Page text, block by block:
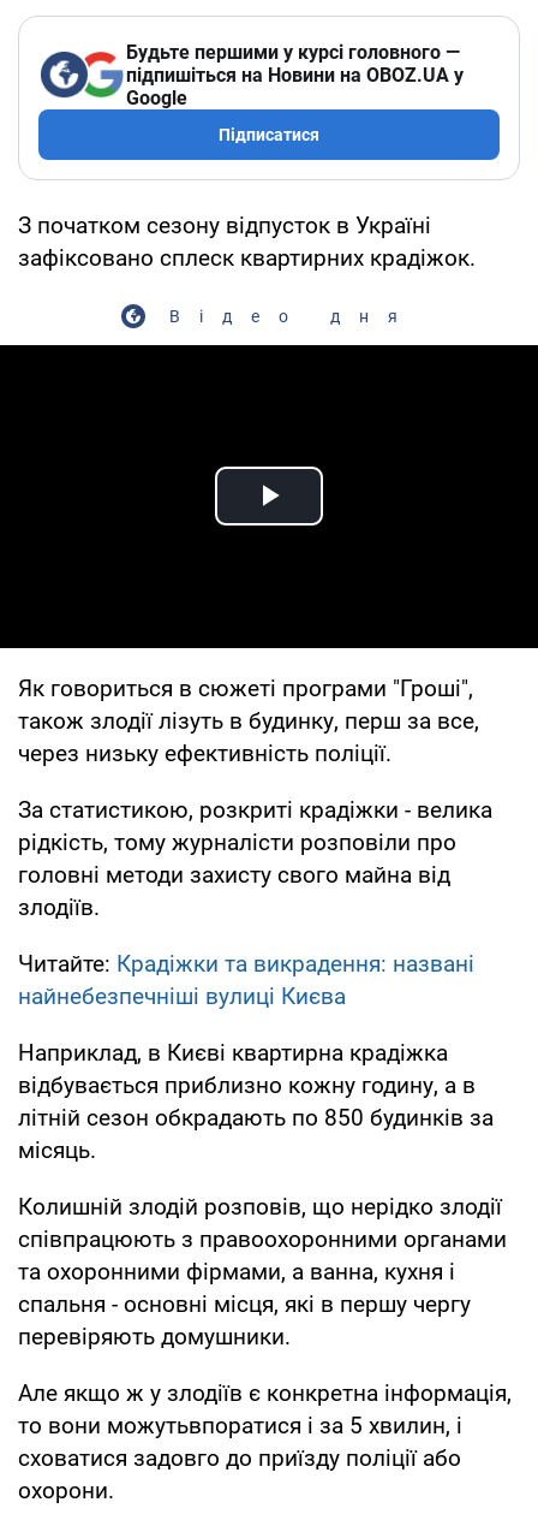
Будьте першими у курсі головного —
підпишіться на Новини на OBOZ.UA у
Google
Підписатися
З початком сезону відпусток в Україні
зафіксовано сплеск квартирних крадіжок.
Відео дня
Play Video
Як говориться в сюжеті програми "Гроші",
також злодії лізуть в будинку, перш за все,
через низьку ефективність поліції.
За статистикою, розкриті крадіжки - велика
рідкість, тому журналісти розповіли про
головні методи захисту свого майна від
злодіїв.
Читайте: Крадіжки та викрадення: названі
найнебезпечніші вулиці Києва
Наприклад, в Києві квартирна крадіжка
відбувається приблизно кожну годину, а в
літній сезон обкрадають по 850 будинків за
місяць.
Колишній злодій розповів, що нерідко злодії
співпрацюють з правоохоронними органами
та охоронними фірмами, а ванна, кухня і
спальня - основні місця, які в першу чергу
перевіряють домушники.
Але якщо ж у злодіїв є конкретна інформація,
то вони можутьвпоратися і за 5 хвилин, і
сховатися задовго до приїзду поліції або
охорони.